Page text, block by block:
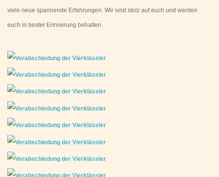
viele neue spannende Erfahrungen. Wir sind stolz auf euch und werden
euch in bester Erinnerung behalten.